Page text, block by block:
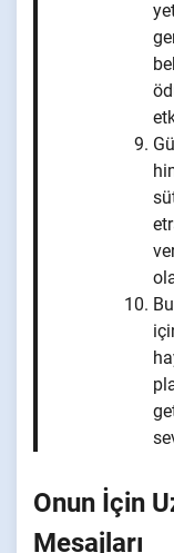
Onun İçin
Mesajları